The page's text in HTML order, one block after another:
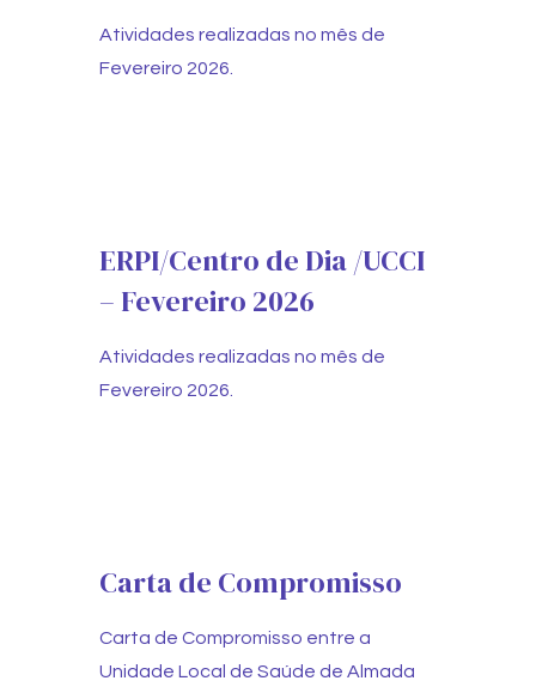
Atividades realizadas no mês de
Fevereiro 2026.
ERPI/Centro de Dia /UCCI
– Fevereiro 2026
Atividades realizadas no mês de
Fevereiro 2026.
Carta de Compromisso
Carta de Compromisso entre a
Unidade Local de Saúde de Almada